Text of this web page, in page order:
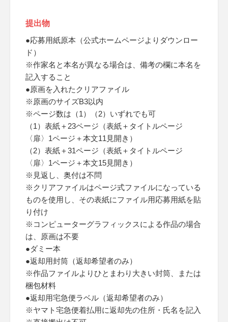
提出物
●応募用紙原本（公式ホームページよりダウンロー
ド）
※作家名と本名が異なる場合は、備考の欄に本名を
記入すること
●原画を入れたクリアファイル
※原画のサイズB3以内
※ページ数は（1）（2）いずれでも可
（1）表紙＋23ページ（表紙＋タイトルページ
〈扉〉1ページ＋本文11見開き）
（2）表紙＋31ページ（表紙＋タイトルページ
〈扉〉1ページ＋本文15見開き）
※見返し、奥付は不問
※クリアファイルはページ式ファイルになっている
ものを使用し、その表紙にファイル用応募用紙を貼
り付け
※コンピューターグラフィックスによる作品の場合
は、原画は不要
●ダミー本
●返却用封筒（返却希望者のみ）
※作品ファイルよりひとまわり大きい封筒、または
梱包材料
●返却用宅急便ラベル（返却希望者のみ）
※ヤマト宅急便着払用に返却先の住所・氏名を記入